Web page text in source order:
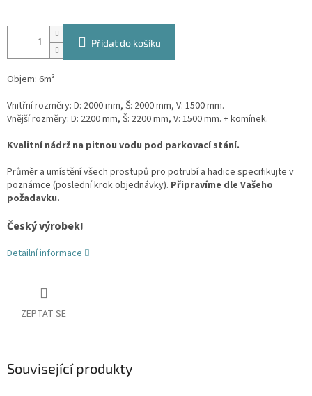
Přidat do košíku
Objem: 6m³
Vnitřní rozměry: D: 2000 mm, Š: 2000 mm, V: 1500 mm.
Vnější rozměry: D: 2200 mm, Š: 2200 mm, V: 1500 mm. + komínek.
Kvalitní nádrž na pitnou vodu pod parkovací stání.
Průměr a umístění všech prostupů pro potrubí a hadice specifikujte v
poznámce (poslední krok objednávky). Připravíme dle Vašeho
požadavku.
Český výrobek!
Detailní informace
ZEPTAT SE
Související produkty